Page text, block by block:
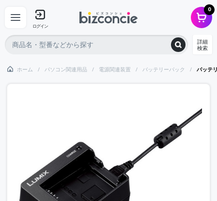
ログイン
0
詳細
検索
ホーム パソコン関連用品 電源関連装置 バッテリーパック バッテ